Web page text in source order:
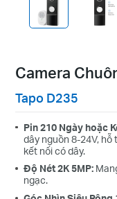
Camera
Tapo D235
Pin 210 Ngày hoặc
dây nguồn 8-24V,
kết nối có dây.
Độ Nét 2K 5MP:
ngạc.